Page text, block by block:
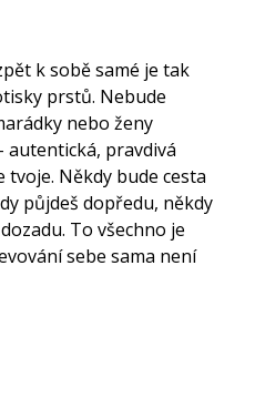
k sobě samé je tak
prstů. Nebude
nebo ženy
autentická, pravdivá
Někdy bude cesta
půjdeš dopředu, někdy
To všechno je
sebe sama není